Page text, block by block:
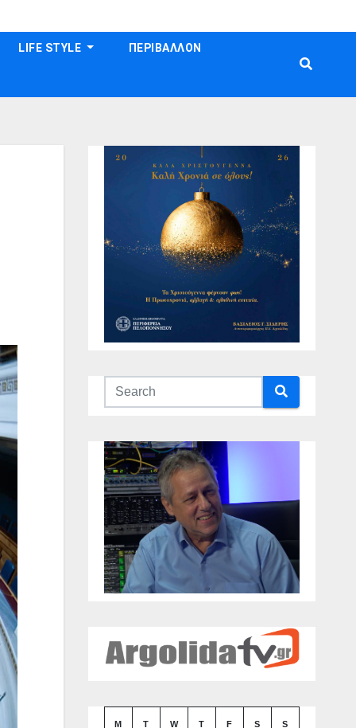
LIFE STYLE ΠΕΡΙΒΑΛΛΟΝ
M T W T F S S